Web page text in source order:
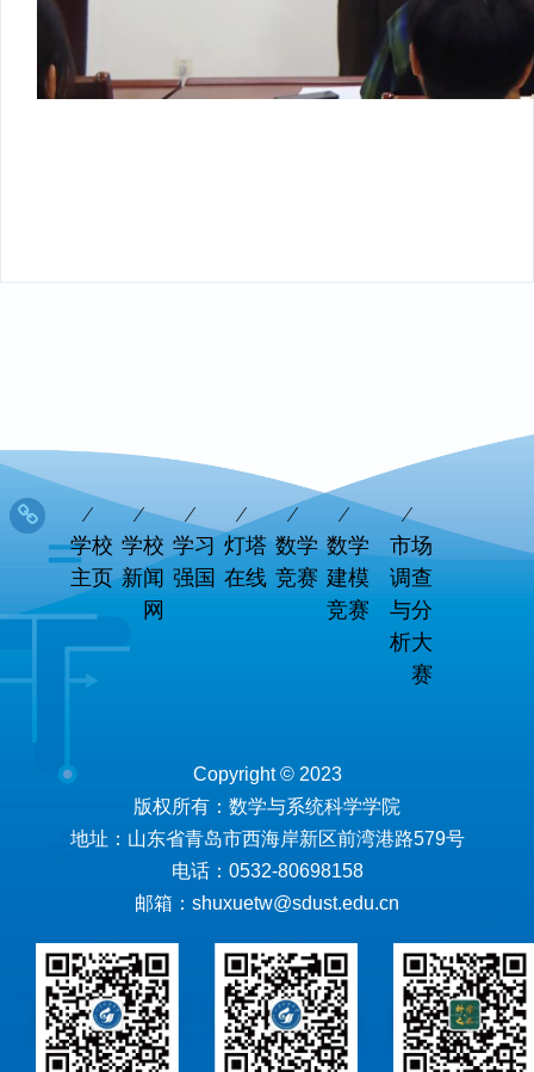
学校
主页
学校
新闻
网
学习
强国
灯塔
在线
数学
竞赛
数学
建模
竞赛
市场
调查
与分
析大
赛
Copyright © 2023
版权所有：数学与系统科学学院
地址：山东省青岛市西海岸新区前湾港路579号
电话：0532-80698158
邮箱：shuxuetw@sdust.edu.cn